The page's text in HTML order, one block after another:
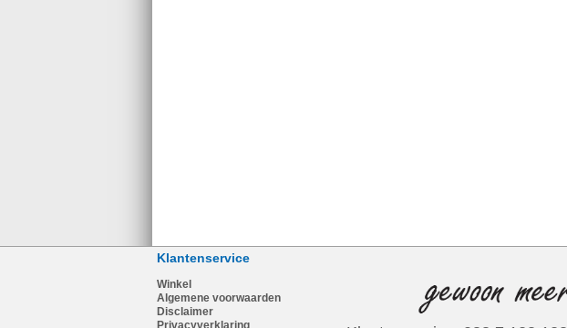
Klantenservice
Winkel
Algemene voorwaarden
Disclaimer
Privacyverklaring